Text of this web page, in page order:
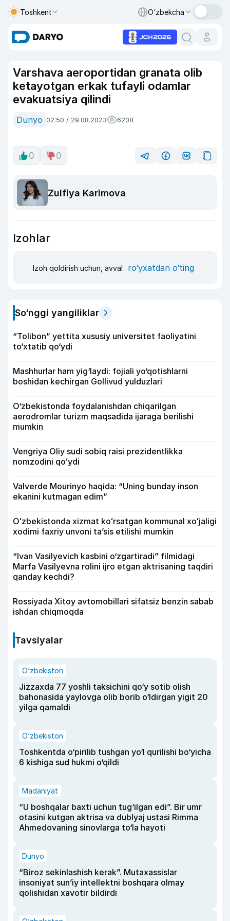
Toshkent O‘zbekcha
Varshava aeroportidan granata olib
ketayotgan erkak tufayli odamlar
evakuatsiya qilindi
Dunyo 02:50 / 29.08.2023 6208
0 0
Zulfiya Karimova
Izohlar
Izoh qoldirish uchun, avval ro‘yxatdan o‘ting
So‘nggi yangiliklar
“Tolibon” yettita xususiy universitet faoliyatini
to‘xtatib qo‘ydi
Mashhurlar ham yig‘laydi: fojiali yo‘qotishlarni
boshidan kechirgan Gollivud yulduzlari
O‘zbekistonda foydalanishdan chiqarilgan
aerodromlar turizm maqsadida ijaraga berilishi
mumkin
Vengriya Oliy sudi sobiq raisi prezidentlikka
nomzodini qoʻydi
Valverde Mourinyo haqida: “Uning bunday inson
ekanini kutmagan edim”
Oʻzbekistonda xizmat koʻrsatgan kommunal xoʻjaligi
xodimi faxriy unvoni taʼsis etilishi mumkin
“Ivan Vasilyevich kasbini o‘zgartiradi” filmidagi
Marfa Vasilyevna rolini ijro etgan aktrisaning taqdiri
qanday kechdi?
Rossiyada Xitoy avtomobillari sifatsiz benzin sabab
ishdan chiqmoqda
Tavsiyalar
O‘zbekiston
Jizzaxda 77 yoshli taksichini qo‘y sotib olish
bahonasida yaylovga olib borib o‘ldirgan yigit 20
yilga qamaldi
O‘zbekiston
Toshkentda o‘pirilib tushgan yo‘l qurilishi bo‘yicha
6 kishiga sud hukmi o‘qildi
Madaniyat
“U boshqalar baxti uchun tug‘ilgan edi”. Bir umr
otasini kutgan aktrisa va dublyaj ustasi Rimma
Ahmedovaning sinovlarga to‘la hayoti
Dunyo
“Biroz sekinlashish kerak”. Mutaxassislar
insoniyat sun’iy intellektni boshqara olmay
qolishidan xavotir bildirdi